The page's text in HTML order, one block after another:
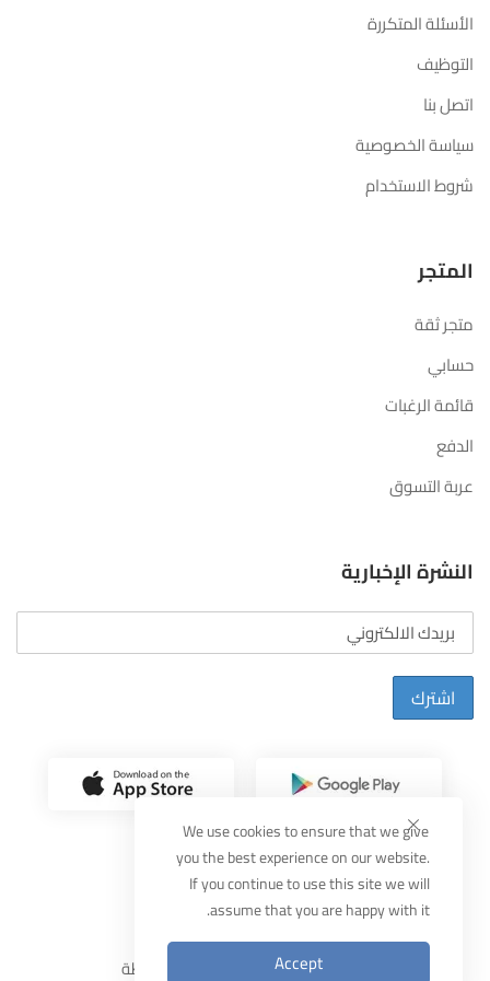
الأسئلة المتكررة
التوظيف
اتصل بنا
سياسة الخصوصية
شروط الاستخدام
المتجر
متجر ثقة
حسابي
قائمة الرغبات
الدفع
عربة التسوق
النشرة الإخبارية
اشترك
صمم بواسطة
2025ثقةجميع الحقوق محفوظة
We use cookies to ensure that we give
you the best experience on our website.
If you continue to use this site we will
assume that you are happy with it.
Accept